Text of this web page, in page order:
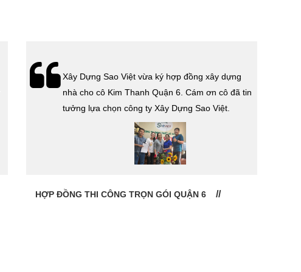
Lễ bàn giao nhà cho gia đình anh Tính quận 3.
Cám ơn anh Tính đã tin tưởng, lựa chọn công ty
Xây Dựng Sao Việt.
CHỦ ĐẦU TƯ: ANH TÍNH QUẬN 3